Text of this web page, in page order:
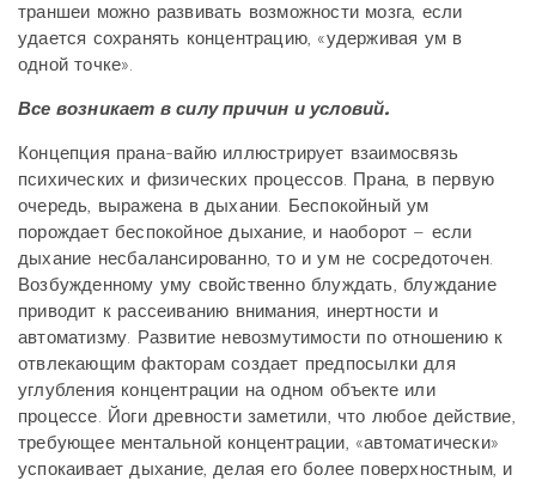
траншеи можно развивать возможности мозга, если
удается сохранять концентрацию, «удерживая ум в
одной точке».
Все возникает в силу причин и условий.
Концепция прана-вайю иллюстрирует взаимосвязь
психических и физических процессов. Прана, в первую
очередь, выражена в дыхании. Беспокойный ум
порождает беспокойное дыхание, и наоборот – если
дыхание несбалансированно, то и ум не сосредоточен.
Возбужденному уму свойственно блуждать, блуждание
приводит к рассеиванию внимания, инертности и
автоматизму. Развитие невозмутимости по отношению к
отвлекающим факторам создает предпосылки для
углубления концентрации на одном объекте или
процессе. Йоги древности заметили, что любое действие,
требующее ментальной концентрации, «автоматически»
успокаивает дыхание, делая его более поверхностным, и